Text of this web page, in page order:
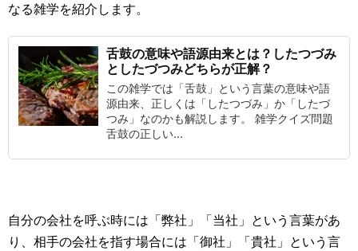
なる雑学を紹介します。
舌鼓の意味や語源由来とは？したつづみ
としたづつみどちらが正解？
この雑学では「舌鼓」という言葉の意味や語
源由来、正しくは「したつづみ」か「したづ
つみ」なのかも解説します。 雑学クイズ問題
舌鼓の正しい...
自分の会社を呼ぶ時には「弊社」「当社」という言葉があ
り、相手の会社を指す場合には「御社」「貴社」という言